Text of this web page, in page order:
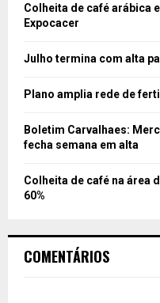
Colheita de café arábica
Expocacer
Julho termina com alta
Plano amplia rede de
Boletim Carvalhaes:
fecha semana em alta
Colheita de café na área
60%
COMENTÁRIOS